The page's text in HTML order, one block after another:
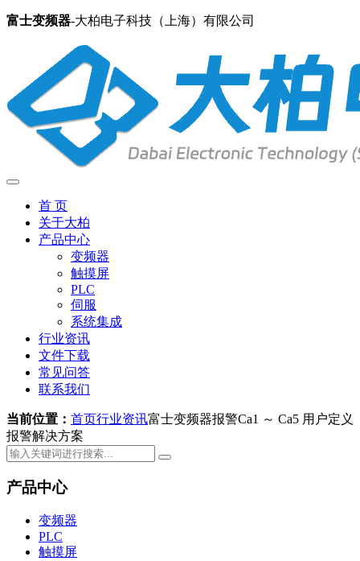
富士变频器-大柏电子科技（上海）有限公司
首 页
关于大柏
产品中心
变频器
触摸屏
PLC
伺服
系统集成
行业资讯
文件下载
常见问答
联系我们
当前位置： 首页行业资讯富士变频器报警Ca1 ～ Ca5 用户定义
报警解决方案
产品中心
变频器
PLC
触摸屏